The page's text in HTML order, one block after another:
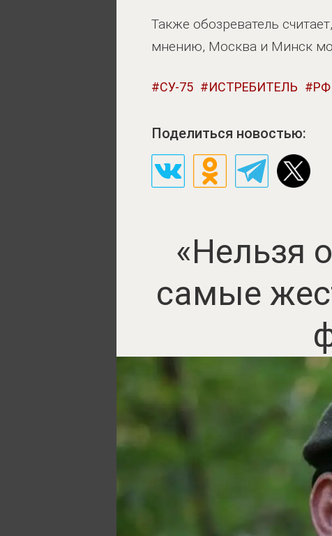
Также обозреватель
мнению, Москва и Минск
СУ-75 ИСТРЕБИТЕЛЬ РФ
Поделиться новостью:
«Нельзя
самые